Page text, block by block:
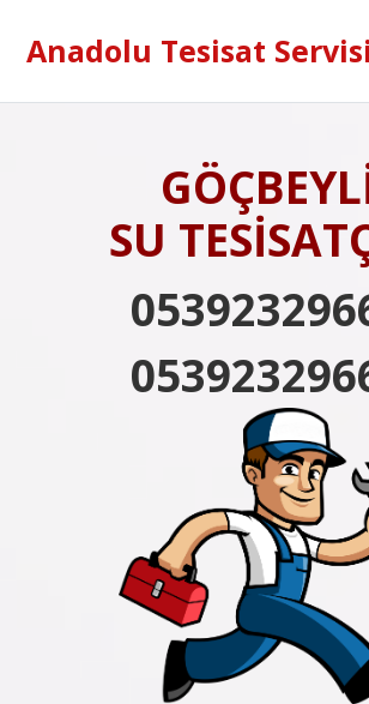
Anadolu Tesisat Servisi
SU